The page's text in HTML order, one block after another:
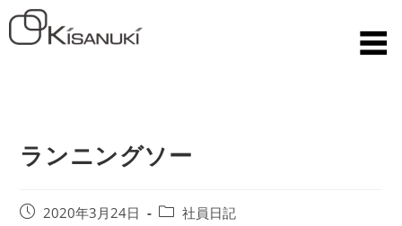
ランニングソー
2020年3月24日 社員日記